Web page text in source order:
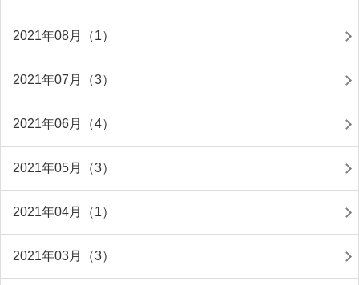
2021年08月（1）
2021年07月（3）
2021年06月（4）
2021年05月（3）
2021年04月（1）
2021年03月（3）